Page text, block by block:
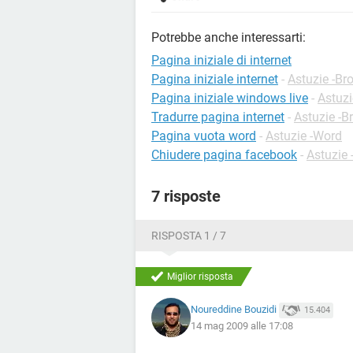
Potrebbe anche interessarti:
Pagina iniziale di internet
Pagina iniziale internet - Astuzie -
Pagina iniziale windows live -
Tradurre pagina internet - Astuzie -
Pagina vuota word - Astuzie -Word
Chiudere pagina facebook - Astuzie
7 risposte
RISPOSTA 1 / 7
Miglior risposta
Noureddine Bouzidi 15.404
14 mag 2009 alle 17:08